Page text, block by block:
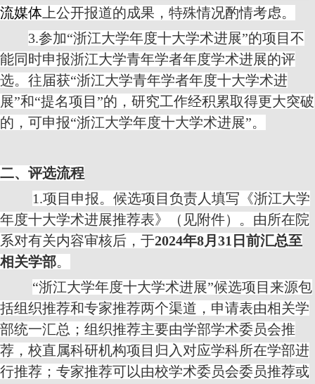
流媒体 上公开报道的成果，特殊情况酌情考虑。
3.参加“浙江大学年度十大学术进展”的项目不
能同时申报浙江大学青年学者年度学术进展的评
选。往届获“浙江大学青年学者年度十大学术进
展”和“提名项目 ”的，研究工作经积累取得更大突破
的，可申报“浙江大学年度十大学术进展”。
二、评选流程
1.项目申报。候选项目负责人填写《浙江大学
年度十大学术进展推荐表》（见附件）。由所在院
系对有关内容审核后，于2024年8月 31 日前汇总至
相关学部。
“浙江大学年度十大学术进展”候选项目来源包
括组织推荐和专家推荐两个渠道，申请表由相关学
部统一汇总；组织推荐主要由学部学术委员会推
荐，校直属科研机构项目归入对应学科所在学部进
行推荐；专家推荐可以由校学术委员会委员推荐或